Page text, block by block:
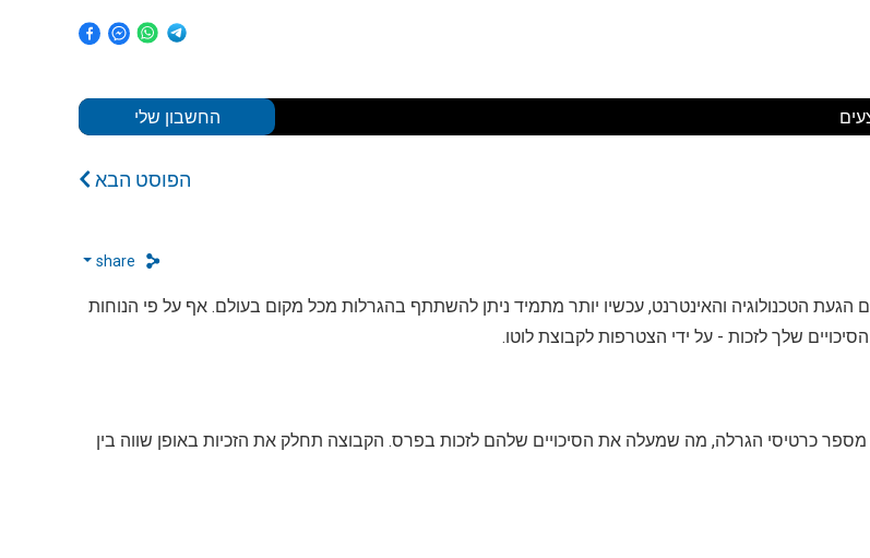
החשבון שלי
הפוסט הבא
share
הגעת הטכנולוגיה והאינטרנט, עכשיו יותר מתמיד ניתן להשתתף בהגרלות מכל מקום בעולם. אף על פי הנוחות
שלך לזכות - על ידי הצטרפות לקבוצת לוטו.
כרטיסי הגרלה, מה שמעלה את הסיכויים שלהם לזכות בפרס. הקבוצה תחלק את הזכיות באופן שווה בין